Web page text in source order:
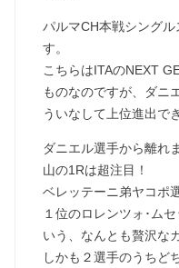
パルマCH本戦シング
す。
こちらはITAのNEXT
ものなのですが、ダニ
ういなして上位進出で
ダニエル選手から離れ
山の1Rは超注目！
ベレッテーニ弟ヤコポ
１位のロレンツォ･ム
いう、なんとも贅沢な
しかも２選手のうちど